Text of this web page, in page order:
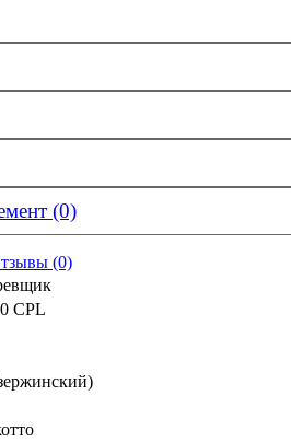
(0)
(0)
CPL